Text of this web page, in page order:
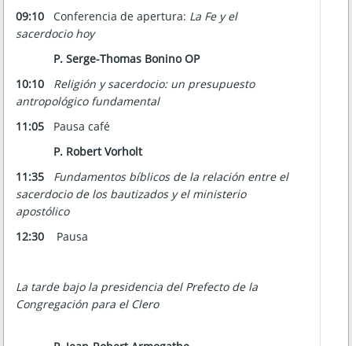
09:10 Conferencia de apertura: La Fe y el
sacerdocio hoy
P. Serge-Thomas Bonino OP
10:10 Religión y sacerdocio: un presupuesto
antropológico fundamental
11:05
Pausa café
P. Robert Vorholt
11:35
Fundamentos bíblicos de la relación entre el
sacerdocio de los bautizados y el ministerio
apostólico
12:30
Pausa
La tarde bajo la presidencia del Prefecto de la
Congregación para el Clero